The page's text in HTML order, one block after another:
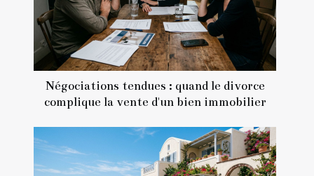
Négociations tendues : quand le divorce
complique la vente d'un bien immobilier